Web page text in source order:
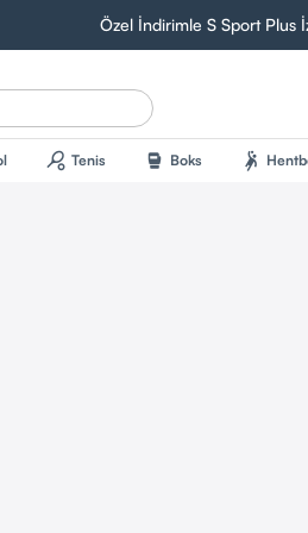
Özel İndirimle S Sport Plus
sports_tennis Tenis sports_mma Boks sports_handball